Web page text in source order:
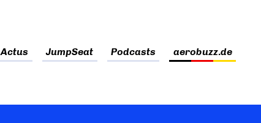
Actus JumpSeat Podcasts aerobuzz.de